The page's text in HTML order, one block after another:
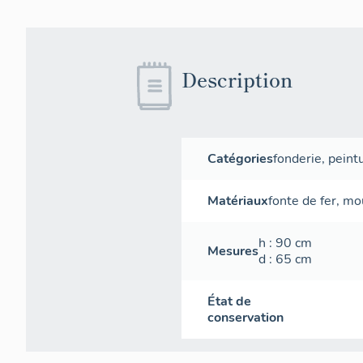
Description
Catégoriesfonderie,
Matériauxfonte de fer,
Mesuresh : 90 cm
d : 65 cm
État de
conservation